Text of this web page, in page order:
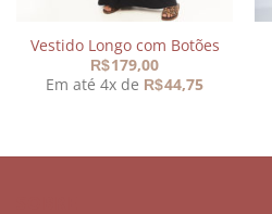
Vestido Longo com Botões
R$179,00
Em até 4x de R$44,75